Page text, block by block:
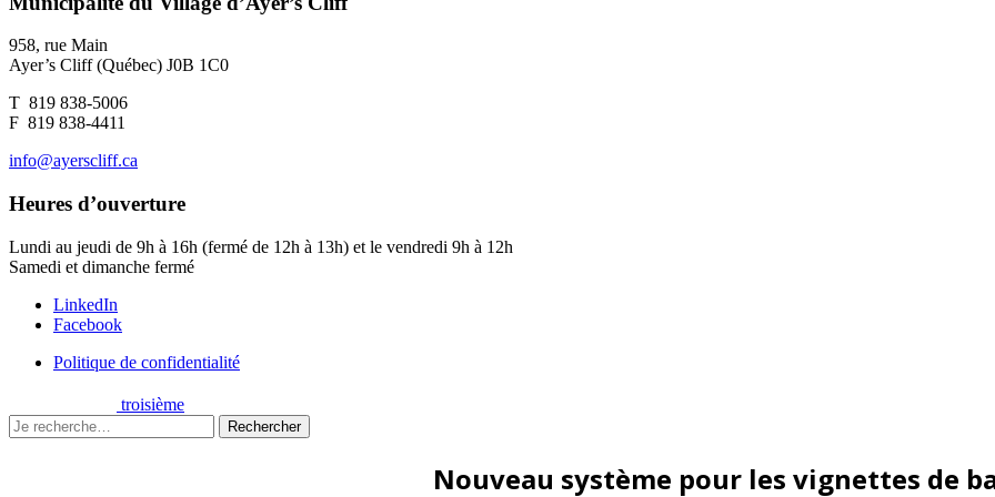
958, rue Main
Ayer’s Cliff (Québec) J0B 1C0
T 819 838-5006
F 819 838-4411
info@ayerscliff.ca
Heures d’ouverture
Lundi au jeudi de 9h à 16h (fermé de 12h à 13h) et le vendredi 9h à 12h
Samedi et dimanche fermé
LinkedIn
Facebook
Politique de confidentialité
troisième
Rechercher
Rechercher
Nouveau système pour les vignettes de